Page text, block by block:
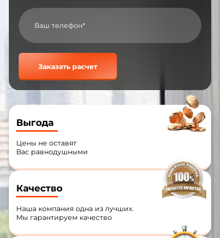
Заказать расчет
Выгода
Цены не оставят
Вас равнодушными
Качество
Наша компания одна из лучших.
Мы гарантируем качество